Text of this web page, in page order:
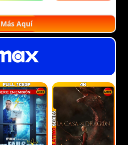
Más Aquí